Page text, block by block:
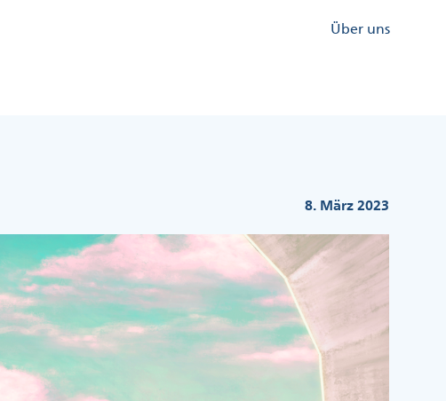
Kopfzeile
Über uns
8. März 2023